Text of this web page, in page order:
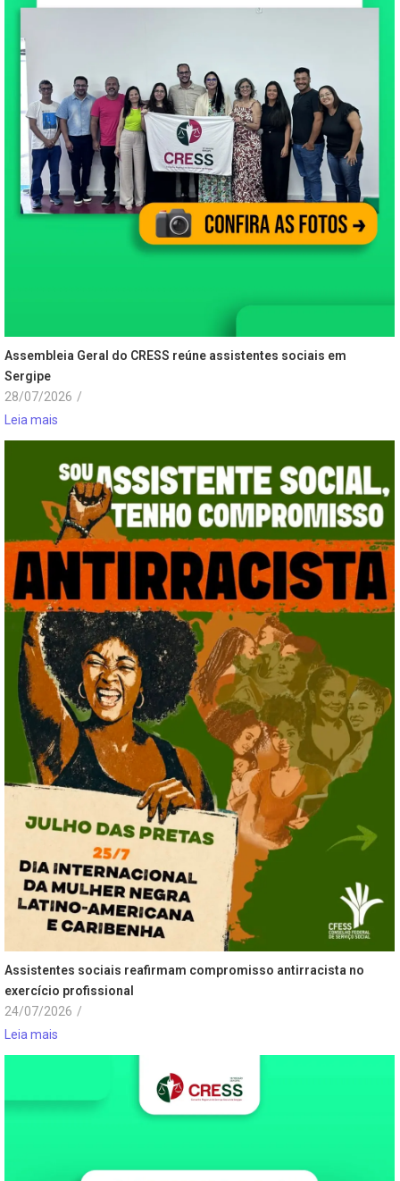
Assembleia Geral do CRESS reúne assistentes sociais em
Sergipe
28/07/2026 /
Leia mais
Assistentes sociais reafirmam compromisso antirracista no
exercício profissional
24/07/2026 /
Leia mais